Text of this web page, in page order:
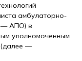
амбулаторно-
— АПО) в
уполномоченным
(далее —